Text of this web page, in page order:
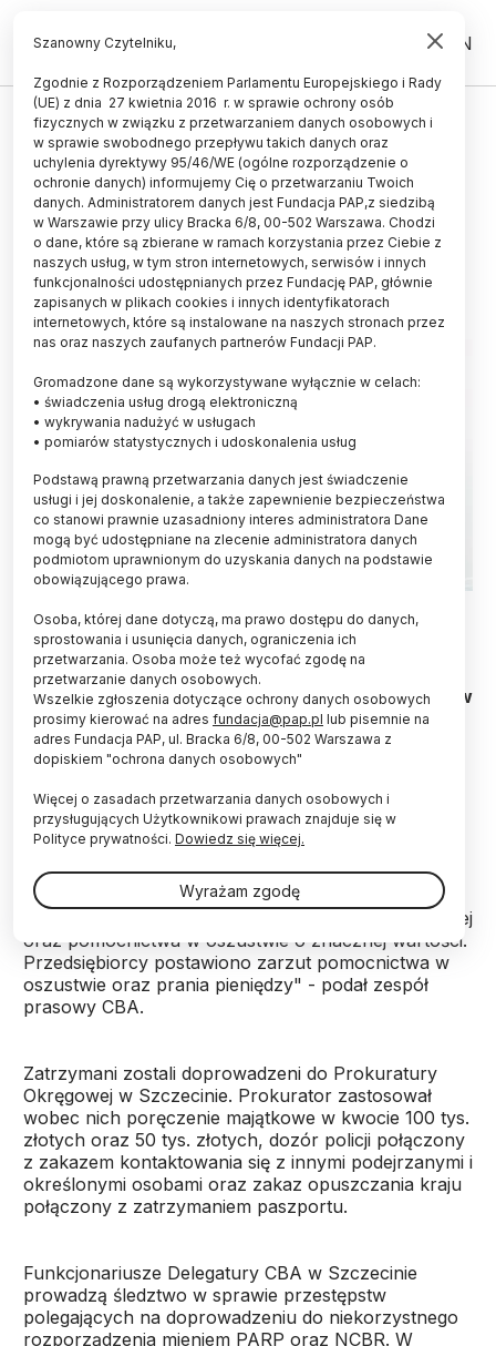
PL EN
UCZELNIE I INSTYTUCJE
CBA: zatrzymany pracownik
naukowy i przedsiębiorca; chodzi
o śledztwo dot. PARP i NCBR
09.11.2024
aktualizacja: 09.11.2024
1 minuta czytania
Funkcjonariusze zatrzymali pracownika
naukowego oraz przedsiębiorcę, którzy byli
zaangażowani w jeden z innowacyjnych projektów
badawczo-konstruktorskich - poinformowało w
piątek zespół prasowy CBA. Chodzi o śledztwo
dotyczące niekorzystnego rozporządzenia
Jak przekazał w piątek zespół prasowy CBA, do
zatrzymania doszło na terenie woj. wielkopolskiego.
"Pracownik wyższej uczelni technicznej usłyszał
zarzut udziału w zorganizowanej grupie przestępczej
oraz pomocnictwa w oszustwie o znacznej wartości.
Przedsiębiorcy postawiono zarzut pomocnictwa w
oszustwie oraz prania pieniędzy" - podał zespół
prasowy CBA.
Zatrzymani zostali doprowadzeni do Prokuratury
Okręgowej w Szczecinie. Prokurator zastosował
wobec nich poręczenie majątkowe w kwocie 100 tys.
złotych oraz 50 tys. złotych, dozór policji połączony
z zakazem kontaktowania się z innymi podejrzanymi i
określonymi osobami oraz zakaz opuszczania kraju
połączony z zatrzymaniem paszportu.
Funkcjonariusze Delegatury CBA w Szczecinie
prowadzą śledztwo w sprawie przestępstw
polegających na doprowadzeniu do niekorzystnego
rozporządzenia mieniem PARP oraz NCBR. W
Szanowny Czytelniku,
Zgodnie z Rozporządzeniem Parlamentu Europejskiego i Rady
(UE) z dnia 27 kwietnia 2016 r. w sprawie ochrony osób
fizycznych w związku z przetwarzaniem danych osobowych i
w sprawie swobodnego przepływu takich danych oraz
uchylenia dyrektywy 95/46/WE (ogólne rozporządzenie o
ochronie danych) informujemy Cię o przetwarzaniu Twoich
danych. Administratorem danych jest Fundacja PAP,z siedzibą
w Warszawie przy ulicy Bracka 6/8, 00-502 Warszawa. Chodzi
o dane, które są zbierane w ramach korzystania przez Ciebie z
naszych usług, w tym stron internetowych, serwisów i innych
funkcjonalności udostępnianych przez Fundację PAP, głównie
zapisanych w plikach cookies i innych identyfikatorach
internetowych, które są instalowane na naszych stronach przez
nas oraz naszych zaufanych partnerów Fundacji PAP.
Gromadzone dane są wykorzystywane wyłącznie w celach:
• świadczenia usług drogą elektroniczną
• wykrywania nadużyć w usługach
• pomiarów statystycznych i udoskonalenia usług
Podstawą prawną przetwarzania danych jest świadczenie
usługi i jej doskonalenie, a także zapewnienie bezpieczeństwa
co stanowi prawnie uzasadniony interes administratora Dane
mogą być udostępniane na zlecenie administratora danych
podmiotom uprawnionym do uzyskania danych na podstawie
obowiązującego prawa.
Osoba, której dane dotyczą, ma prawo dostępu do danych,
sprostowania i usunięcia danych, ograniczenia ich
przetwarzania. Osoba może też wycofać zgodę na
przetwarzanie danych osobowych.
Wszelkie zgłoszenia dotyczące ochrony danych osobowych
prosimy kierować na adres fundacja@pap.pl lub pisemnie na
adres Fundacja PAP, ul. Bracka 6/8, 00-502 Warszawa z
dopiskiem "ochrona danych osobowych"
Więcej o zasadach przetwarzania danych osobowych i
przysługujących Użytkownikowi prawach znajduje się w
Polityce prywatności. Dowiedz się więcej.
Wyrażam zgodę